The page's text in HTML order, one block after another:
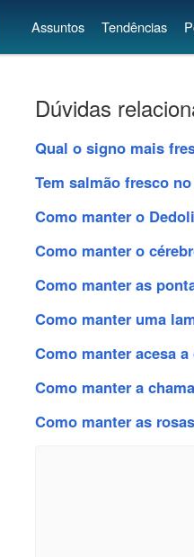
Assuntos Tendências
Dúvidas
Qual o signo mais
Tem salmão fresco
Como manter o
Como manter o
Como manter as
Como manter uma
Como manter acesa
Como manter a
Como manter as